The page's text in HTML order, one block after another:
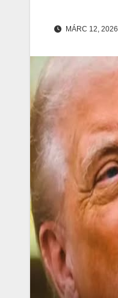
MÁRC 12, 2026